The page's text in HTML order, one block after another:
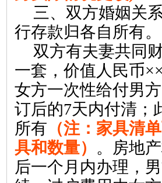
三、 双方婚姻关
行存款归各自所有。
双方有夫妻共同
一套，价值人民币××
女方一次性给付男方
订后的7天内付清；
所有 （注：家具清
具和数量）
。房地
后一个月内办理，